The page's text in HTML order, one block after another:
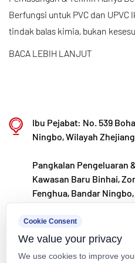
Sejajar dengan strategi
antarabangsa kami, kami
aliran pasaran global dan
Ningbo • Fenghua R&D &
Kaixin Ultra-Pure Pipe
Ltd. telah menubuhkan
dengan kerjasama
penyelidikan, membina
moden, dan memasang 8
automatik sepenuhnya
Berfungsi untuk PVC dan
tindak balas kimia, bukan
BACA LEBIH LANJUT
Ibu Pejabat: No. 539
Ningbo, Wilayah
Pangkalan Pengeluaran
Kawasan Baru Binhai,
Fenghua, Bandar
kxpv@kxpv.com
+86-18067123177
Cookie Consent
We value your privacy
We use cookies to improve